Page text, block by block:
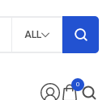
0
ALL